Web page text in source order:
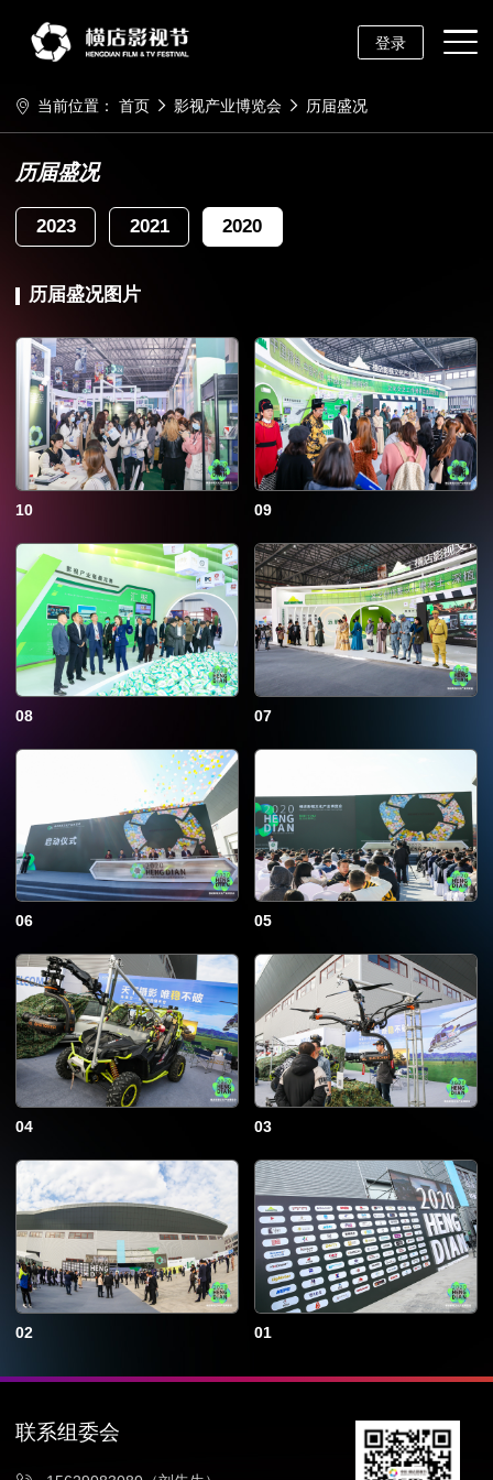
登录
当前位置：首页 影视产业博览会 历届盛况
历届盛况
2023 2021 2020
历届盛况图片
10 09
08 07
06 05
04 03
02 01
联系组委会